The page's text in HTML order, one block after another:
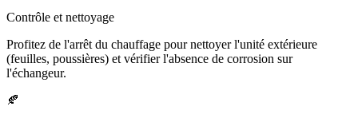
Contrôle et nettoyage
Profitez de l'arrêt du chauffage pour nettoyer l'unité extérieure
(feuilles, poussières) et vérifier l'absence de corrosion sur
l'échangeur.
🍂